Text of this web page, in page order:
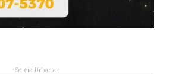
- Sereia Urbana -